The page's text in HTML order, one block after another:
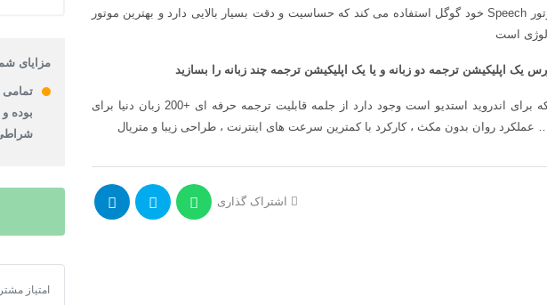
خیلی بالا را دارد که از تکنولوژی موتور Speech خود گوگل استفاده می کند که حساسیت و دقت بسیار بالایی دارد و بهترین موتور
است
یک اپلیکیشن ترجمه دو زبانه و یا یک اپلیکیشن ترجمه چند زبانه را بسازید
قابلیت های فراوانی در این پروژه که برای اندروید استدیو است وجود دارد از جلمه قابلیت ترجمه حرفه ای +200 زبان دنیا برای
روان بدون مکث ، کارکرد با کمترین سرعت های اینترنت ، طراحی زیبا و متریال
اشتراک گذاری
مزایای
بوده
سورس
امتیاز